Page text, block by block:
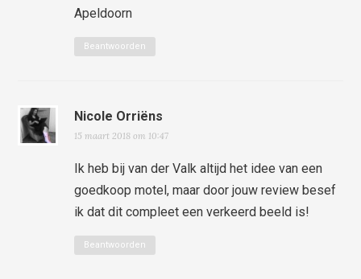
Apeldoorn
Beantwoorden
Nicole Orriëns
15 maart 2018 om 10:47
Ik heb bij van der Valk altijd het idee van een
goedkoop motel, maar door jouw review besef
ik dat dit compleet een verkeerd beeld is!
Beantwoorden